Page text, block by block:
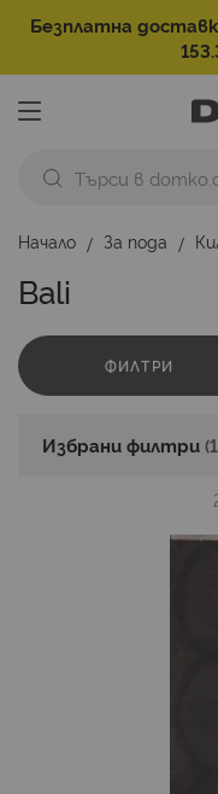
Безплатна
Начало За пода
Bali
ФИЛТРИ
Избрани филтри